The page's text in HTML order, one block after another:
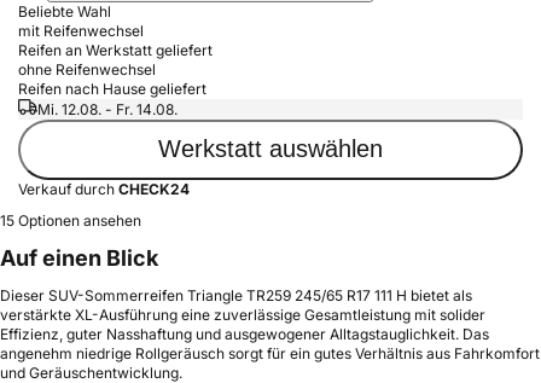
Beliebte Wahl
mit Reifenwechsel
Reifen an Werkstatt geliefert
ohne Reifenwechsel
Reifen nach Hause geliefert
Mi. 12.08. - Fr. 14.08.
Werkstatt auswählen
Verkauf durch CHECK24
15 Optionen ansehen
Auf einen Blick
Dieser SUV-Sommerreifen Triangle TR259 245/65 R17 111 H bietet als
verstärkte XL-Ausführung eine zuverlässige Gesamtleistung mit solider
Effizienz, guter Nasshaftung und ausgewogener Alltagstauglichkeit. Das
angenehm niedrige Rollgeräusch sorgt für ein gutes Verhältnis aus Fahrkomfort
und Geräuschentwicklung.